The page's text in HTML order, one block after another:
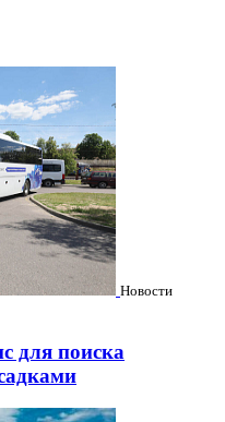
Новости
для поиска